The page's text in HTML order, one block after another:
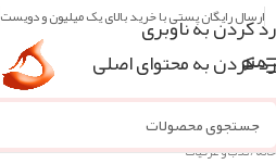
رد کردن به ناوبری
رد کردن به محتوای اصلی
ارسال رایگان پستی با خرید بالای یک میلیون و دویست
منو
خانه/گلاب و عرقیات